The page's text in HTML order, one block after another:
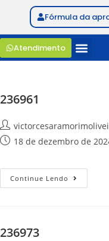
Fórmula da
Atendimento
236961
18 de dezembro de
Continue Lendo
236973